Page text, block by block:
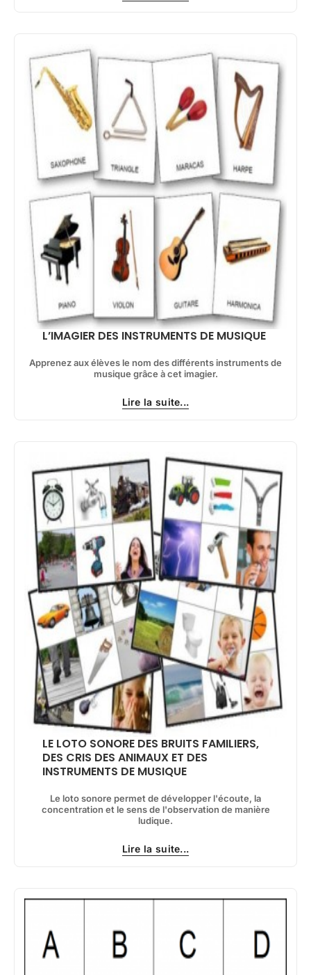
L’IMAGIER DES INSTRUMENTS DE MUSIQUE
Apprenez aux élèves le nom des différents instruments de
musique grâce à cet imagier.
Lire la suite...
LE LOTO SONORE DES BRUITS FAMILIERS,
DES CRIS DES ANIMAUX ET DES
INSTRUMENTS DE MUSIQUE
Le loto sonore permet de développer l'écoute, la
concentration et le sens de l'observation de manière
ludique.
Lire la suite...